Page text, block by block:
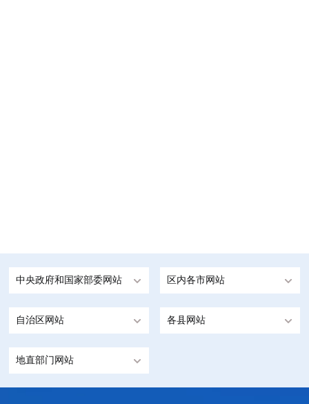
中央政府和国家部委网站 区内各市网站
自治区网站 各县网站
地直部门网站